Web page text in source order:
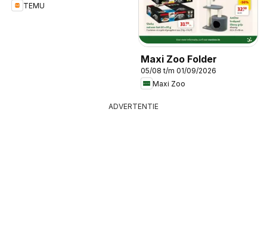
TEMU
Maxi Zoo Folder
05/08 t/m 01/09/2026
Maxi Zoo
ADVERTENTIE